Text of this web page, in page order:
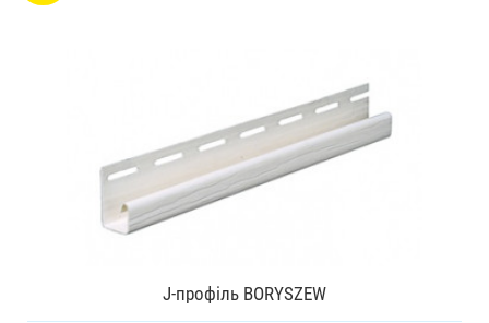
J-профіль BORYSZEW